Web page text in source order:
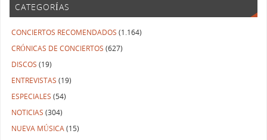
CATEGORÍAS
CONCIERTOS RECOMENDADOS (1.164)
CRÓNICAS DE CONCIERTOS (627)
DISCOS (19)
ENTREVISTAS (19)
ESPECIALES (54)
NOTICIAS (304)
NUEVA MÚSICA(15)